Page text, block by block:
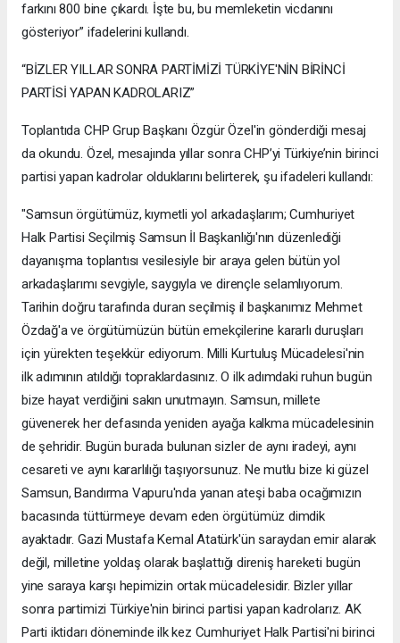
farkını 800 bine çıkardı. İşte bu, bu memleketin vicdanını
gösteriyor” ifadelerini kullandı.
“BİZLER YILLAR SONRA PARTİMİZİ TÜRKİYE'NİN BİRİNCİ
PARTİSİ YAPAN KADROLARIZ”
Toplantıda CHP Grup Başkanı Özgür Özel'in gönderdiği mesaj
da okundu. Özel, mesajında yıllar sonra CHP’yi Türkiye’nin birinci
partisi yapan kadrolar olduklarını belirterek, şu ifadeleri kullandı:
"Samsun örgütümüz, kıymetli yol arkadaşlarım; Cumhuriyet
Halk Partisi Seçilmiş Samsun İl Başkanlığı'nın düzenlediği
dayanışma toplantısı vesilesiyle bir araya gelen bütün yol
arkadaşlarımı sevgiyle, saygıyla ve dirençle selamlıyorum.
Tarihin doğru tarafında duran seçilmiş il başkanımız Mehmet
Özdağ'a ve örgütümüzün bütün emekçilerine kararlı duruşları
için yürekten teşekkür ediyorum. Milli Kurtuluş Mücadelesi'nin
ilk adımının atıldığı topraklardasınız. O ilk adımdaki ruhun bugün
bize hayat verdiğini sakın unutmayın. Samsun, millete
güvenerek her defasında yeniden ayağa kalkma mücadelesinin
de şehridir. Bugün burada bulunan sizler de aynı iradeyi, aynı
cesareti ve aynı kararlılığı taşıyorsunuz. Ne mutlu bize ki güzel
Samsun, Bandırma Vapuru'nda yanan ateşi baba ocağımızın
bacasında tüttürmeye devam eden örgütümüz dimdik
ayaktadır. Gazi Mustafa Kemal Atatürk'ün saraydan emir alarak
değil, milletine yoldaş olarak başlattığı direniş hareketi bugün
yine saraya karşı hepimizin ortak mücadelesidir. Bizler yıllar
sonra partimizi Türkiye'nin birinci partisi yapan kadrolarız. AK
Parti iktidarı döneminde ilk kez Cumhuriyet Halk Partisi'ni birinci